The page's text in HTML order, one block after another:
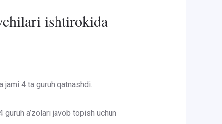
ishtirokida
jami 4 ta guruh qatnashdi.
a’zolari javob topish uchun